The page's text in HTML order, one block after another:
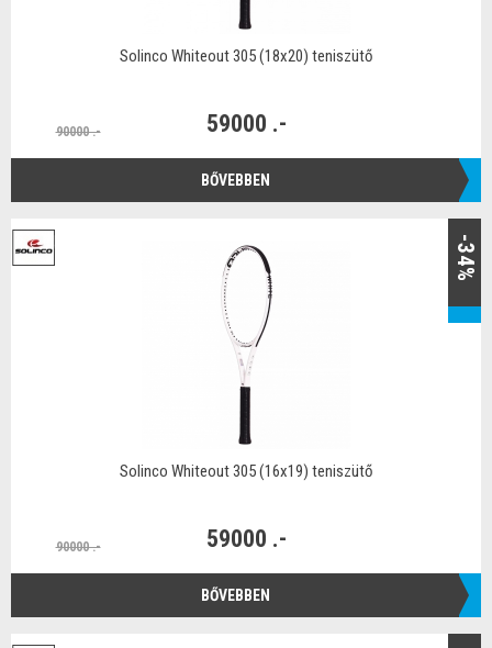
Solinco Whiteout 305 (18x20) teniszütő
90000 .- 59000 .-
BŐVEBBEN
-34%
Solinco Whiteout 305 (16x19) teniszütő
90000 .- 59000 .-
BŐVEBBEN